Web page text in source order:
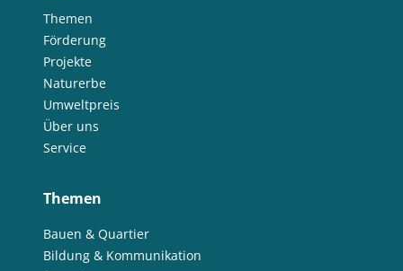
Themen
Förderung
Projekte
Naturerbe
Umweltpreis
Über uns
Service
Themen
Bauen & Quartier
Bildung & Kommunikation